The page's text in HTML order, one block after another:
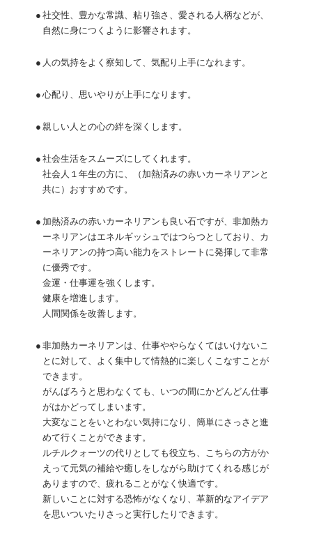
● 社交性、豊かな常識、粘り強さ、愛される人柄などが、
自然に身につくように影響されます。
● 人の気持をよく察知して、気配り上手になれます。
● 心配り、思いやりが上手になります。
● 親しい人との心の絆を深くします。
● 社会生活をスムーズにしてくれます。
社会人１年生の方に、（加熱済みの赤いカーネリアンと
共に）おすすめです。
● 加熱済みの赤いカーネリアンも良い石ですが、非加熱カ
ーネリアンはエネルギッシュではつらつとしており、カ
ーネリアンの持つ高い能力をストレートに発揮して非常
に優秀です。
金運・仕事運を強くします。
健康を増進します。
人間関係を改善します。
● 非加熱カーネリアンは、仕事ややらなくてはいけないこ
とに対して、よく集中して情熱的に楽しくこなすことが
できます。
がんばろうと思わなくても、いつの間にかどんどん仕事
がはかどってしまいます。
大変なことをいとわない気持になり、簡単にさっさと進
めて行くことができます。
ルチルクォーツの代りとしても役立ち、こちらの方がか
えって元気の補給や癒しをしながら助けてくれる感じが
ありますので、疲れることがなく快適です。
新しいことに対する恐怖がなくなり、革新的なアイデア
を思いついたりさっと実行したりできます。